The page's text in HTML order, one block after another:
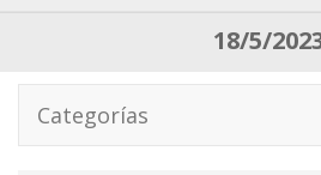
18/5/
Categorías